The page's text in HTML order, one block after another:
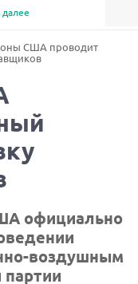
далее
США проводит
официально
воздушным